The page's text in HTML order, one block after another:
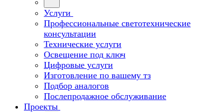
Услуги
Профессиональные светотехнические
консультации
Технические услуги
Освещение под ключ
Цифровые услуги
Изготовление по вашему тз
Подбор аналогов
Послепродажное обслуживание
Проекты